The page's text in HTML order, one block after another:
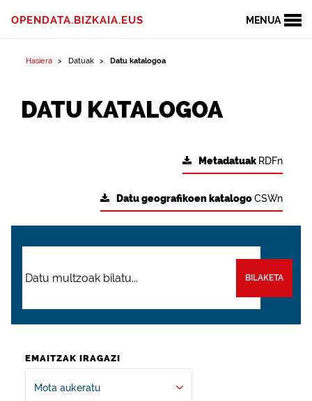
MENUA
OPENDATA.BIZKAIA.EUS
Hasiera Datuak Datu katalogoa
DATU KATALOGOA
Metadatuak RDFn
Datu geografikoen katalogoCSWn
BILAKETA
EMAITZAK IRAGAZI
Mota aukeratu